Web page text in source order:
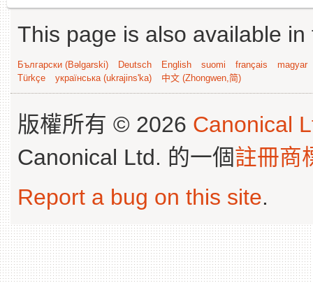
This page is also available
Български (Bəlgarski) Deutsch English suomi français
magyar
Türkçe
українська (ukrajins'ka) 中文 (Zhongwen,简)
版權所有 © 2026 Canonical
Canonical Ltd. 的一個註冊商
Report a bug on this site.